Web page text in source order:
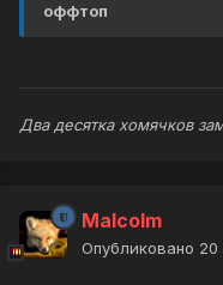
оффтоп
Два десятка хомячков
Malcolm
Опубликовано 20